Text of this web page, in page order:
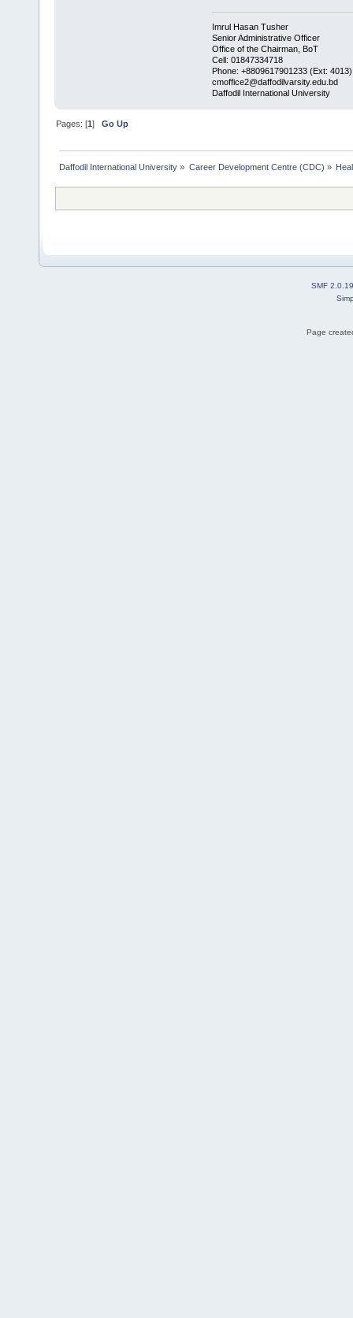
Imrul Hasan Tusher
Senior Administrative Officer
Office of the Chairman, BoT
Cell: 01847334718
Phone: +8809617901233 (Ext: 4013)
cmoffice2@daffodilvarsity.edu.bd
Daffodil International University
Pages: [1]Go Up
Daffodil International University » Career Development Centre (CDC) »
SMF 2.0.19
Page